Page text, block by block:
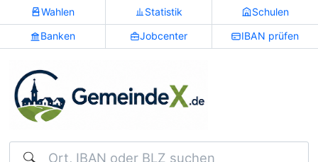
Wahlen Statistik Schulen
Banken Jobcenter IBAN prüfen
Suchen